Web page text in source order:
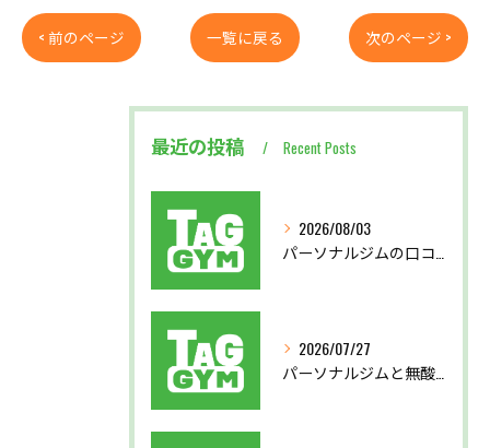
< 前のページ 一覧に戻る 次のページ >
最近の投稿 Recent Posts
2026/08/03
2026/07/27